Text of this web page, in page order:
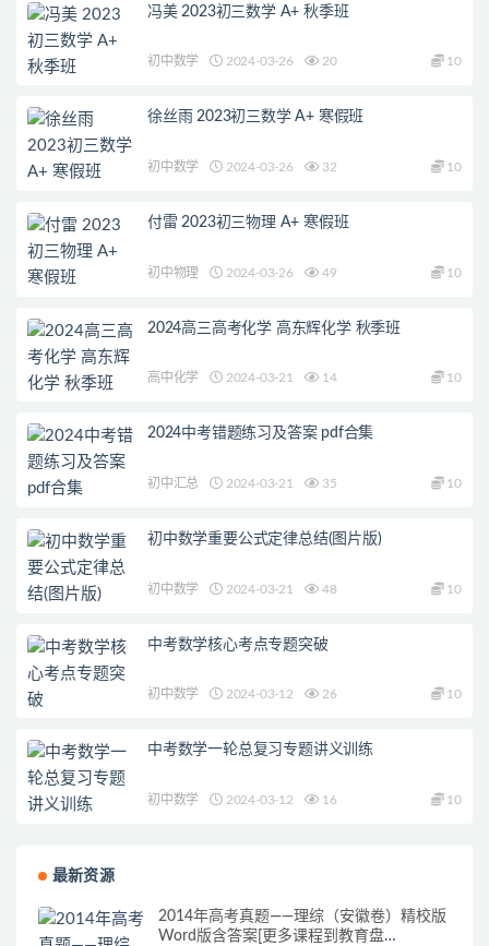
冯美 2023初三数学 A+ 秋季班
初中数学 2024-03-26 20 10
徐丝雨 2023初三数学 A+ 寒假班
初中数学 2024-03-26 32 10
付雷 2023初三物理 A+ 寒假班
初中物理 2024-03-26 49 10
2024高三高考化学 高东辉化学 秋季班
高中化学 2024-03-21 14 10
2024中考错题练习及答案 pdf合集
初中汇总 2024-03-21 35 10
初中数学重要公式定律总结(图片版)
初中数学 2024-03-21 48 10
中考数学核心考点专题突破
初中数学 2024-03-12 26 10
中考数学一轮总复习专题讲义训练
初中数学 2024-03-12 16 10
最新资源
2014年高考真题——理综（安徽卷）精校版
Word版含答案[更多课程到教育盘